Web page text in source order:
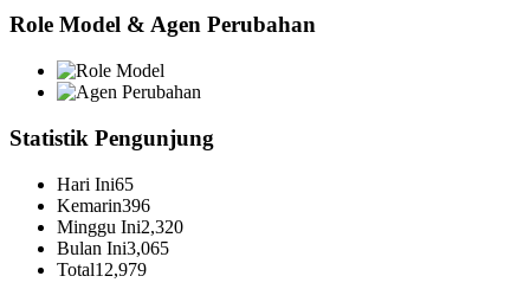
Role Model & Agen Perubahan
Statistik Pengunjung
Hari Ini65
Kemarin396
Minggu Ini2,320
Bulan Ini3,065
Total12,979